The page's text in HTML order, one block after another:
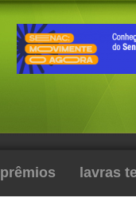
prêmios lavras